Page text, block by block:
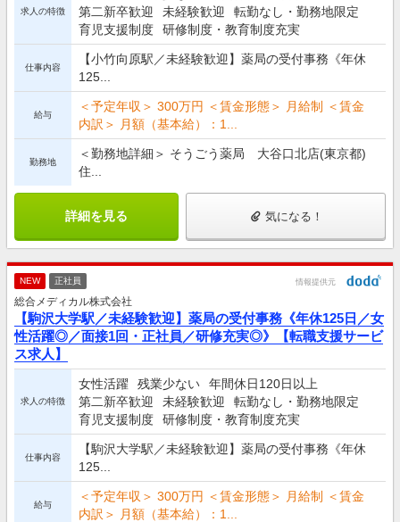
求人の特徴
第二新卒歓迎
未経験歓迎
転勤なし・勤務地限定
育児支援制度
研修制度・教育制度充実
仕事内容
【小竹向原駅／未経験歓迎】薬局の受付事務《年休
125...
給与
＜予定年収＞ 300万円 ＜賃金形態＞ 月給制 ＜賃金
内訳＞ 月額（基本給）：1...
勤務地
＜勤務地詳細＞ そうごう薬局 大谷口北店(東京都)
住...
詳細を見る 気になる！
NEW 正社員 情報提供元
総合メディカル株式会社
【駒沢大学駅／未経験歓迎】薬局の受付事務《年休125日／女
性活躍◎／面接1回・正社員／研修充実◎》【転職支援サービ
ス求人】
求人の特徴
女性活躍 残業少ない
年間休日120日以上
第二新卒歓迎
未経験歓迎
転勤なし・勤務地限定
育児支援制度
研修制度・教育制度充実
仕事内容
【駒沢大学駅／未経験歓迎】薬局の受付事務《年休
125...
給与
＜予定年収＞ 300万円 ＜賃金形態＞ 月給制 ＜賃金
内訳＞ 月額（基本給）：1...